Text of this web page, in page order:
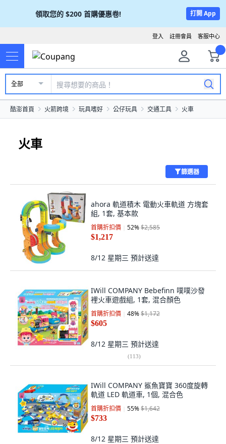
領取您的 $200 首購優惠卷! 打開 App
客服中心
註冊會員
登入
全部
酷澎首頁 火箭跨境 玩具嗜好 公仔玩具 交通工具 火車
火車
篩選器
ahora 軌道積木 電動火車軌道 方塊套
組, 1套, 基本款
首購折扣價 52%$2,585
$1,217
8/12 星期三 預計送達
IWill COMPANY Bebefinn 噗噗沙發
裡火車遊戲組, 1套, 混合顏色
首購折扣價 48%$1,172
$605
8/12 星期三 預計送達
(113)
IWill COMPANY 鯊魚寶寶 360度旋轉
軌道 LED 軌道車, 1個, 混合色
首購折扣價 55%$1,642
$733
8/12 星期三 預計送達